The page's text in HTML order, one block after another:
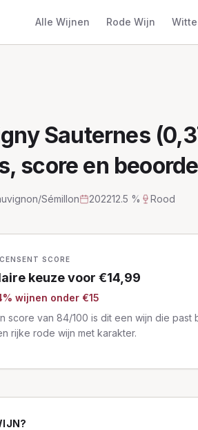
Alle Wijnen Rode Wijn
Sauternes
score en
Sémillon 202212.5 % Rood
SCORE
keuzevoor €14,99
% wijnen onder €15
score van 84/100 is dit een wijn die past
rijke rode wijn met karakter.